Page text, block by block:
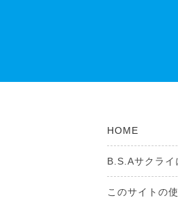
HOME
B.S.Aサクライ
このサイトの